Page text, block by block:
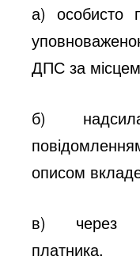
а) особисто
ДПС за місцем
б)
описом
в) через
платника.